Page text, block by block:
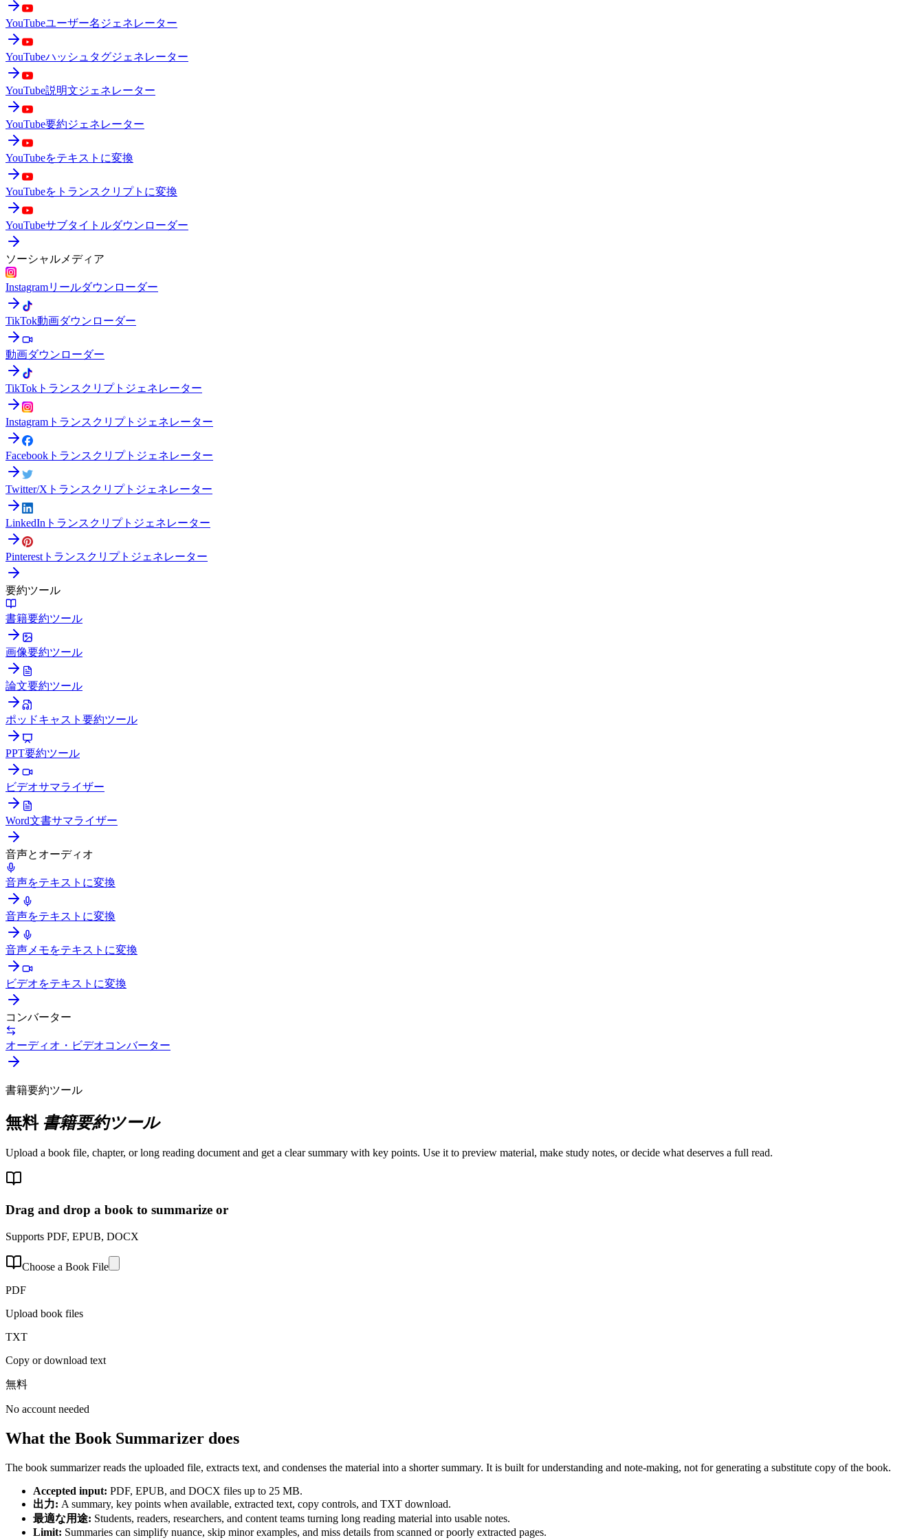
YouTubeユーザー名ジェネレーター
YouTubeハッシュタグジェネレーター
YouTube説明文ジェネレーター
YouTube要約ジェネレーター
YouTubeをテキストに変換
YouTubeをトランスクリプトに変換
YouTubeサブタイトルダウンローダー
ソーシャルメディア
Instagramリールダウンローダー
TikTok動画ダウンローダー
動画ダウンローダー
TikTokトランスクリプトジェネレーター
Instagramトランスクリプトジェネレーター
Facebookトランスクリプトジェネレーター
Twitter/Xトランスクリプトジェネレーター
LinkedInトランスクリプトジェネレーター
Pinterestトランスクリプトジェネレーター
要約ツール
書籍要約ツール
画像要約ツール
論文要約ツール
ポッドキャスト要約ツール
PPT要約ツール
ビデオサマライザー
Word文書サマライザー
音声とオーディオ
音声をテキストに変換
音声をテキストに変換
音声メモをテキストに変換
ビデオをテキストに変換
コンバーター
オーディオ・ビデオコンバーター
書籍要約ツール
無料 書籍要約ツール
Upload a book file, chapter, or long reading document and get a clear summary with key points. Use it to preview material, make study notes, or decide what deserves a full read.
Drag and drop a book to summarize or
Supports PDF, EPUB, DOCX
Choose a Book File
PDF
Upload book files
TXT
Copy or download text
無料
No account needed
What the Book Summarizer does
The book summarizer reads the uploaded file, extracts text, and condenses the material into a shorter summary. It is built for understanding and note-making, not for generating a substitute copy of the book.
Accepted input: PDF, EPUB, and DOCX files up to 25 MB.
出力: A summary, key points when available, extracted text, copy controls, and TXT download.
最適な用途: Students, readers, researchers, and content teams turning long reading material into usable notes.
Limit: Summaries can simplify nuance, skip minor examples, and miss details from scanned or poorly extracted pages.